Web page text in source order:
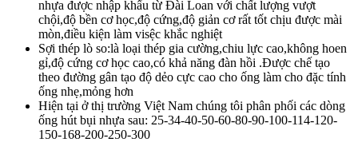
nhựa được nhập khẩu từ Đài Loan với chất lượng vượt
chội,độ bền cơ học,độ cứng,độ giản cơ rất tốt chịu được mài
mòn,điều kiện làm visệc khắc nghiệt
Sợi thép lò so:là loại thép gia cường,chiu lực cao,không hoen
gỉ,độ cứng cơ học cao,có khả năng đàn hồi .Được chế tạo
theo đường gân tạo độ dẻo cực cao cho ống làm cho đặc tính
ống nhẹ,mỏng hơn
Hiện tại ở thị trường Việt Nam chúng tôi phân phối các dòng
ống hút bụi nhựa sau: 25-34-40-50-60-80-90-100-114-120-
150-168-200-250-300